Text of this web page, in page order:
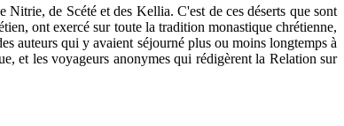
de Scété et des Kellia. C'est de ces déserts que sont
ont exercé sur toute la tradition monastique chrétienne,
auteurs qui y avaient séjourné plus ou moins longtemps à
et les voyageurs anonymes qui rédigèrent la Relation sur